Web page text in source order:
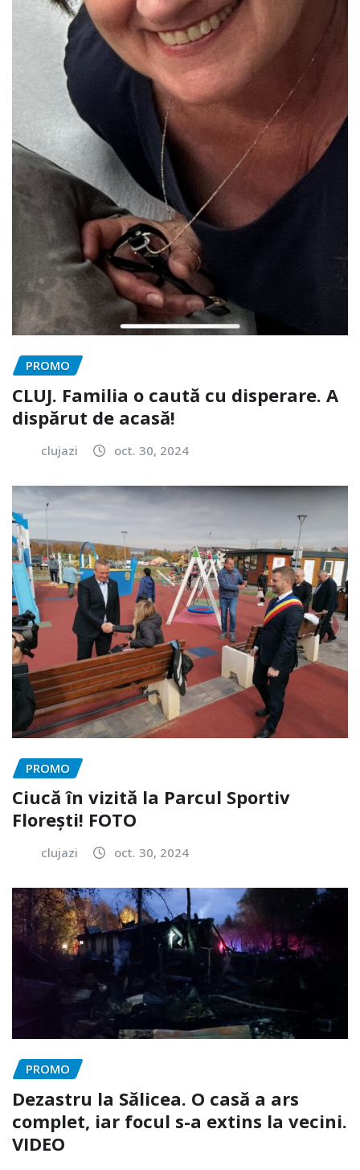
PROMO
CLUJ. Familia o caută cu disperare. A
dispărut de acasă!
clujazi oct. 30, 2024
PROMO
Ciucă în vizită la Parcul Sportiv
Florești! FOTO
clujazi oct. 30, 2024
PROMO
Dezastru la Sălicea. O casă a ars
complet, iar focul s-a extins la vecini.
VIDEO